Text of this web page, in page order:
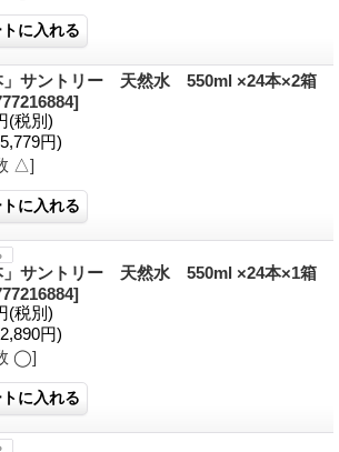
」サントリー 天然水 550ml ×24本×2箱
(税別)
5,779円)
△]
」サントリー 天然水 550ml ×24本×1箱
(税別)
2,890円)
◯]